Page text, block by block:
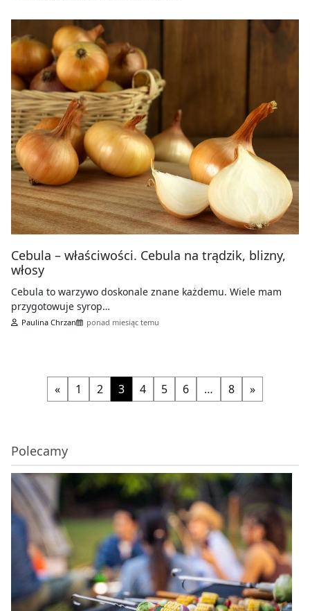
Cebula – właściwości. Cebula na trądzik, blizny,
włosy
Cebula to warzywo doskonale znane każdemu. Wiele mam
przygotowuje syrop…
Paulina Chrzan ponad miesiąc temu
« 1 2 3 4 5 6 … 8 »
Polecamy